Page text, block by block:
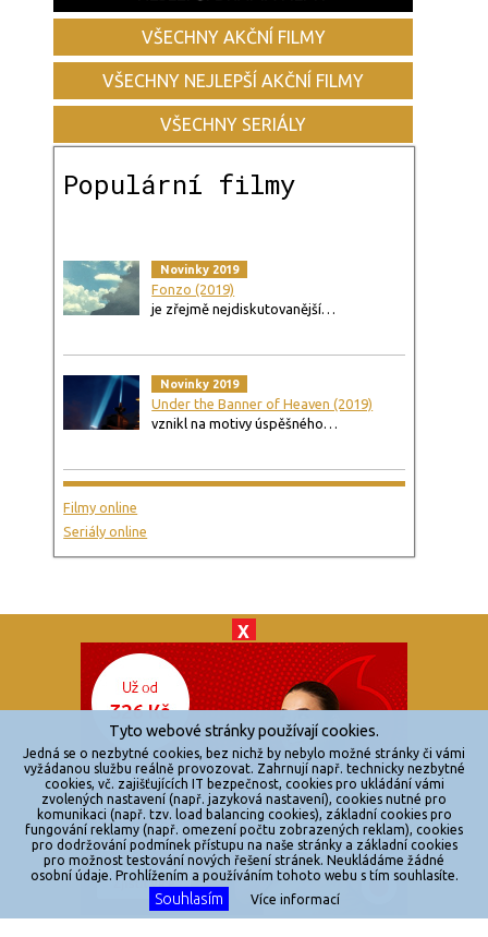
X
VŠECHNY AKČNÍ FILMY
VŠECHNY NEJLEPŠÍ AKČNÍ FILMY
VŠECHNY SERIÁLY
Populární filmy
Novinky 2019
Fonzo (2019)
je zřejmě nejdiskutovanější…
Novinky 2019
Under the Banner of Heaven (2019)
vznikl na motivy úspěšného…
Filmy online
Seriály online
© 2026
zkouknoutfilm.cz
Všechna práva vyhrazena.
Powered by
Reklama
Sítě
Redakce
Jakékoliv užití obsahu je bez souhlasu provozovatele zakázáno.
Tyto webové stránky používají cookies.
Jedná se o nezbytné cookies, bez nichž by nebylo možné stránky či vámi
vyžádanou službu reálně provozovat. Zahrnují např. technicky nezbytné
cookies, vč. zajišťujících IT bezpečnost, cookies pro ukládání vámi
zvolených nastavení (např. jazyková nastavení), cookies nutné pro
komunikaci (např. tzv. load balancing cookies), základní cookies pro
fungování reklamy (např. omezení počtu zobrazených reklam), cookies
pro dodržování podmínek přístupu na naše stránky a základní cookies
pro možnost testování nových řešení stránek. Neukládáme žádné
osobní údaje. Prohlížením a používáním tohoto webu s tím souhlasíte.
Souhlasím Více informací